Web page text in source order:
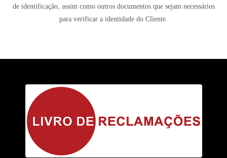
de identificação, assim como outros documentos que sejam necessários
para verificar a identidade do Cliente.